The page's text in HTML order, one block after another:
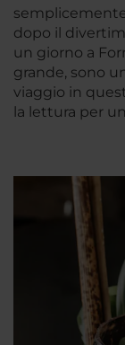
dopo il
un giorno a
grande, sono
viaggio in
la lettura per